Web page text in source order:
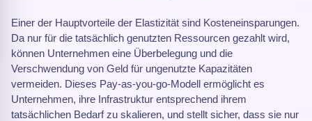
Einer der Hauptvorteile der Elastizität sind Kosteneinsparungen.
Da nur für die tatsächlich genutzten Ressourcen gezahlt wird,
können Unternehmen eine Überbelegung und die
Verschwendung von Geld für ungenutzte Kapazitäten
vermeiden. Dieses Pay-as-you-go-Modell ermöglicht es
Unternehmen, ihre Infrastruktur entsprechend ihrem
tatsächlichen Bedarf zu skalieren, und stellt sicher, dass sie nur